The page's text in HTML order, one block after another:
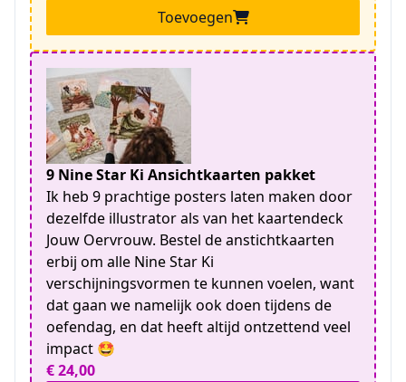
Toevoegen
9 Nine Star Ki Ansichtkaarten pakket
Ik heb 9 prachtige posters laten maken door
dezelfde illustrator als van het kaartendeck
Jouw Oervrouw. Bestel de anstichtkaarten
erbij om alle Nine Star Ki
verschijningsvormen te kunnen voelen, want
dat gaan we namelijk ook doen tijdens de
oefendag, en dat heeft altijd ontzettend veel
impact 🤩
€ 24,00